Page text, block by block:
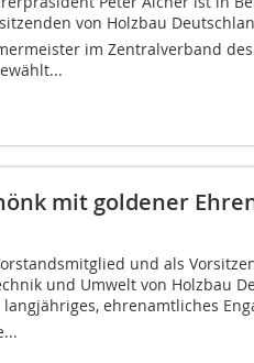
von Holzbau
im Zentralverband
mit goldener
und als
und Umwelt von Holzbau
langjähriges, ehrenamtliches